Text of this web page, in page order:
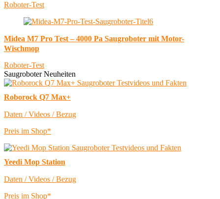
Roboter-Test
Midea M7 Pro Test – 4000 Pa Saugroboter mit Motor-
Wischmop
Roboter-Test
Saugroboter Neuheiten
Roborock Q7 Max+
Daten / Videos / Bezug
Preis im Shop*
Yeedi Mop Station
Daten / Videos / Bezug
Preis im Shop*